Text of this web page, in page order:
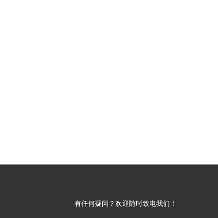
有任何疑问？欢迎随时致电我们！